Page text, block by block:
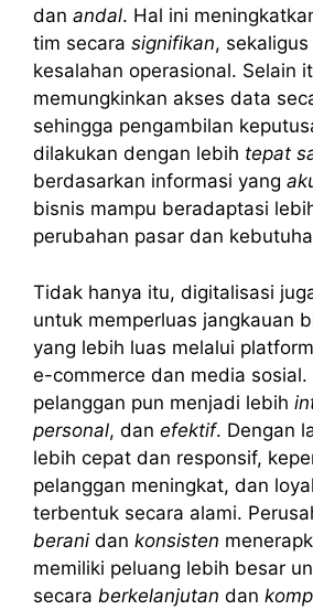
dan andal. Hal ini
tim secara signifikan,
kesalahan operasional. Selain
memungkinkan akses data
sehingga pengambilan
dilakukan dengan lebih tepat
berdasarkan informasi yang
bisnis mampu beradaptasi
perubahan pasar dan
Tidak hanya itu, digitalisasi
untuk memperluas jangkauan
yang lebih luas melalui
e-commerce dan media
pelanggan pun menjadi lebih
personal, dan efektif. Dengan
lebih cepat dan responsif,
pelanggan meningkat, dan
terbentuk secara alami.
beranidan konsisten
memiliki peluang lebih besar
secara berkelanjutan dan